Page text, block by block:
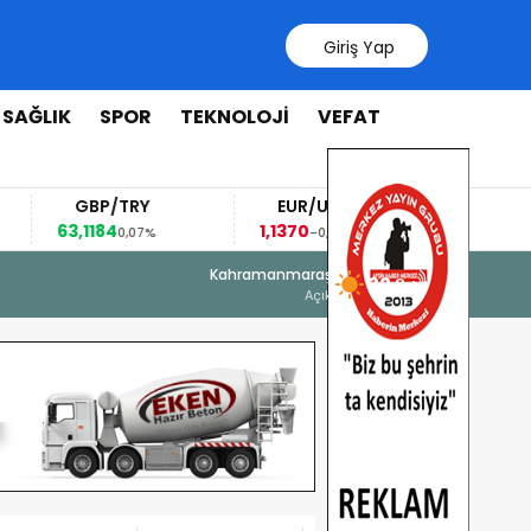
Giriş Yap
SAĞLIK SPOR TEKNOLOJİ
VEFAT
GBP/TRY
63,11840,07%
EUR/USD
1,1370-0,06%
7 Ağustos 2026 - 06:26
Geleneksel Ağustos Fuarı’nda
Kahramanmaraş
Açık 32 °